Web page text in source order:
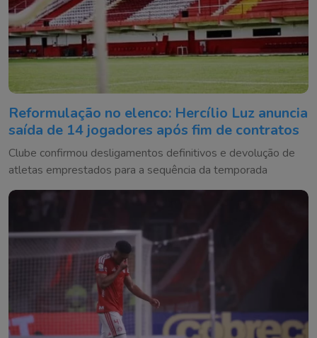
Reformulação no elenco: Hercílio Luz anuncia
saída de 14 jogadores após fim de contratos
Clube confirmou desligamentos definitivos e devolução de
atletas emprestados para a sequência da temporada